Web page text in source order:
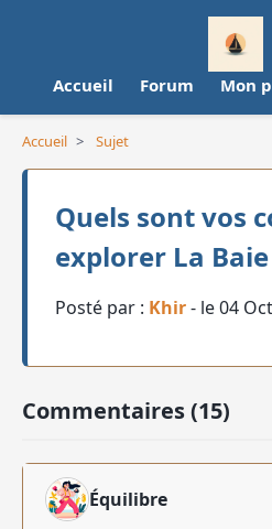
Accueil Forum Mon
Accueil > Sujet
Quels sont vos
explorer La
Posté par : Khir- le 04
Commentaires (15)
Équilibre